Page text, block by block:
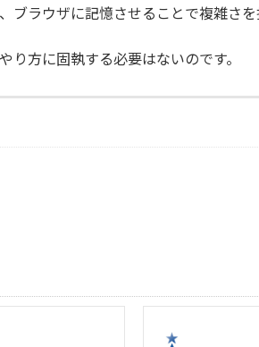
ラウザに記憶させることで複雑さを
方に固執する必要はないのです。